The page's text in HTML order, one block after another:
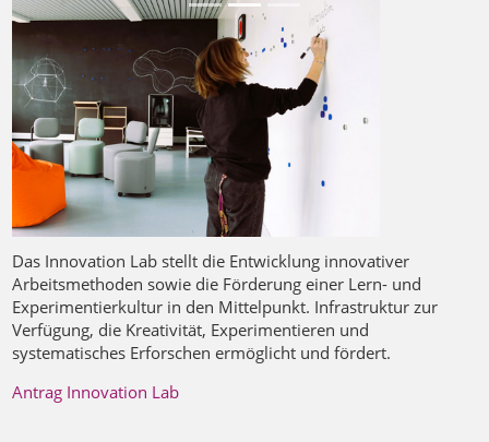
Previous
Das Innovation Lab stellt die Entwicklung innova­tiver
Arbeitsmethoden sowie die Förderung einer Lern- und
Experimentierkultur in den Mittelpunkt. Infrastruktur zur
Verfügung, die Kre­ativität, Experimentieren und
systematisches Er­forschen ermöglicht und fördert.
Antrag Innovation Lab